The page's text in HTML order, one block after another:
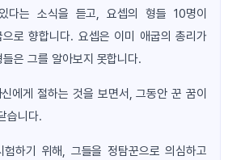
다는 소식을 듣고, 요셉의 형들 10명이
로 향합니다. 요셉은 이미 애굽의 총리가
은 그를 알아보지 못합니다.
에게 절하는 것을 보면서, 그동안 꾼 꿈이
습니다.
하기 위해, 그들을 정탐꾼으로 의심하고